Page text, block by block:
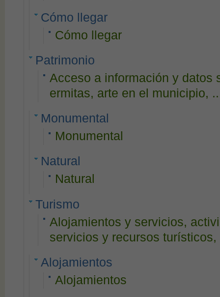
Cómo llegar
Cómo llegar
Patrimonio
Acceso a información y datos
ermitas, arte en el municipio,
Monumental
Monumental
Natural
Natural
Turismo
Alojamientos y servicios,
servicios y recursos turísticos,
Alojamientos
Alojamientos